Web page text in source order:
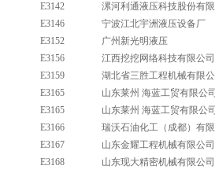
E3142
漯河利通液压科技股份有
E3146
宁波江北宇洲液压设备厂
E3152
广州新光明液压
E3156
江西挖挖网络科技有限公司
E3159
湖北省三胜工程机械有限
E3165
山东莱州 海蓝工贸有限公
E3165
山东莱州 海蓝工贸有限公
E3166
瑞沃石油化工（成都）有
E3167
山东金耀工程机械有限公司
E3168
山东现大精密机械有限公司